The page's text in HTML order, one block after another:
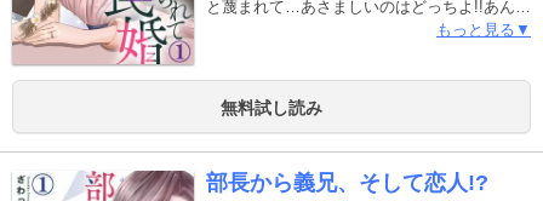
と蔑まれて…あさましいのはどっちよ!!あんな
最低男のために泣き寝入りなんて絶対にイ
カレの前で、より格上のいい男と結婚するこ
とでダメージを与えようとするが、このまま
離感を縮めるためにデートをするけど、碓氷
のことをしればしるほど彼のことが…？
もっと見る▼
無料試し読み
部長から義兄、そして恋人!?